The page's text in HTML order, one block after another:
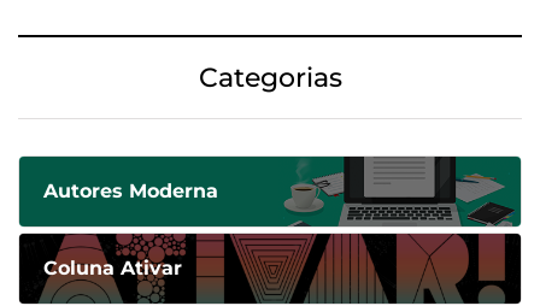
Categorias
Autores Moderna
Coluna Ativar